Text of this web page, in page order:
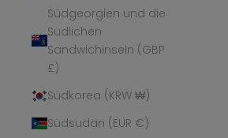
Südgeorgien und die
Südlichen
Sandwichinseln (GBP
£)
Südkorea (KRW ₩)
Südsudan (EUR €)